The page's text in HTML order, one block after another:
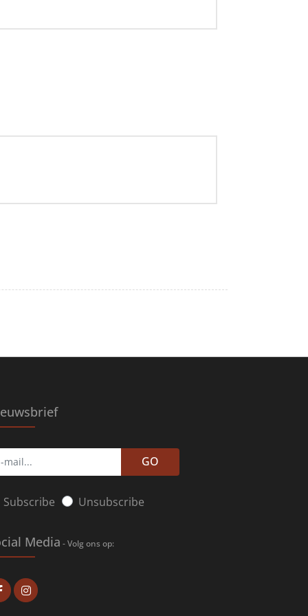
GO
Subscribe Unsubscribe
Media - Volg ons op: